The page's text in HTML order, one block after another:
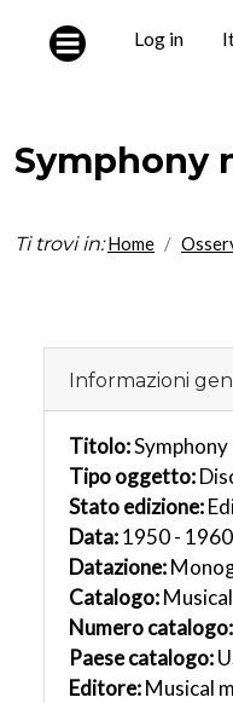
User
Log in
Symphony
Ti trovi in: Home
Informazioni
Titolo:Symphony
Tipo oggetto:
Stato edizione:
Data:1950 - 1960
Datazione:
Catalogo:
Numero catalogo:
Paese catalogo:
Editore:Musical